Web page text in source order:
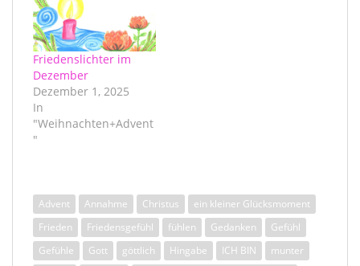
Friedenslichter im
Dezember
Dezember 1, 2025
In
"Weihnachten+Advent
"
Advent Annahme Christus
ein kleiner Glücksmoment
Frieden
Friedensgefühl fühlen Gedanken
Gefühl
Gefühle
Gott göttlich Hingabe ICH BIN
munter